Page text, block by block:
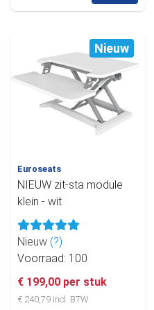
Nieuw
Euroseats
NIEUW zit-sta module
klein - wit
Nieuw (?)
Voorraad: 100
€ 199,00 per stuk
€ 240,79 incl. BTW